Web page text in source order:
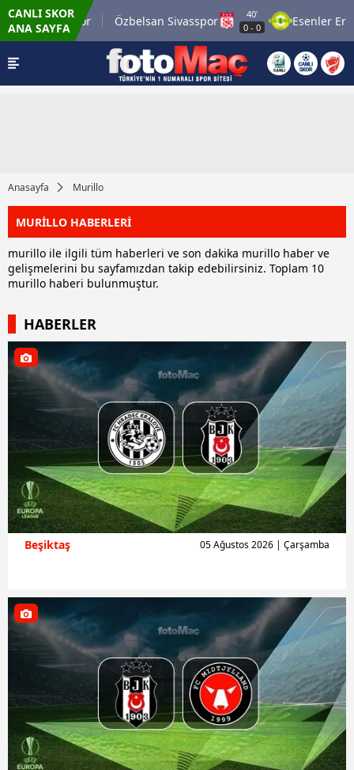
CANLI SKOR
ANA SAYFA
1969 Spor Özbelsan Sivasspor
40'
0- Esenler
Anasayfa Murillo
MURİLLO HABERLERİ
murillo ile ilgili tüm haberleri ve son dakika murillo haber ve
gelişmelerini bu sayfamızdan takip edebilirsiniz. Toplam 10
murillo haberi bulunmuştur.
HABERLER
Beşiktaş 05 Ağustos 2026 | Çarşamba